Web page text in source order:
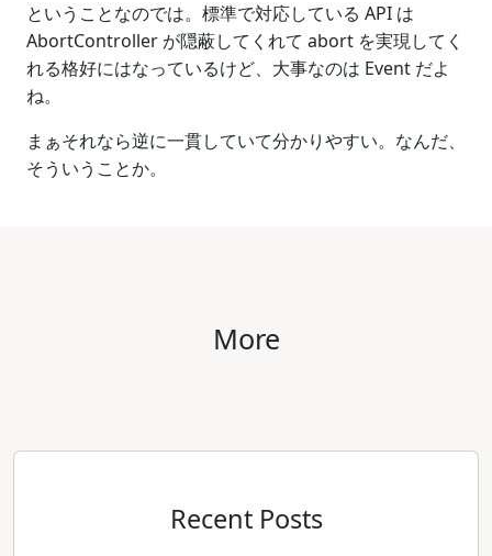
ということなのでは。標準で対応している API は
AbortController が隠蔽してくれて abort を実現してく
れる格好にはなっているけど、大事なのは Event だよ
ね。
まぁそれなら逆に一貫していて分かりやすい。なんだ、
そういうことか。
More
Recent Posts